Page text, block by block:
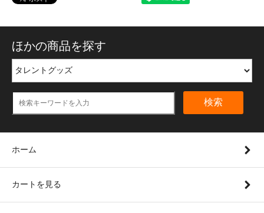
ほかの商品を探す
検索
ホーム
カートを見る